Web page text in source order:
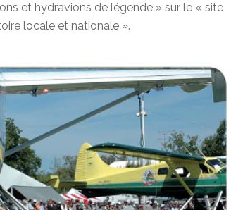
et hydravions de légende » sur le « site
locale et nationale ».